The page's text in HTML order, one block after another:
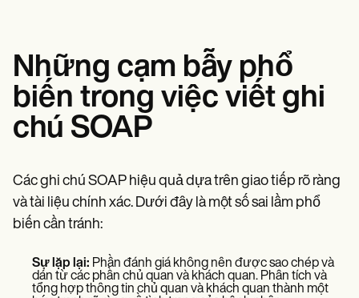
Những cạm bẫy phổ
biến trong việc viết ghi
chú SOAP
Các ghi chú SOAP hiệu quả dựa trên giao tiếp rõ ràng
và tài liệu chính xác. Dưới đây là một số sai lầm phổ
biến cần tránh:
Sự lặp lại: Phần đánh giá không nên được sao chép và
dán từ các phần chủ quan và khách quan. Phân tích và
tổng hợp thông tin chủ quan và khách quan thành một